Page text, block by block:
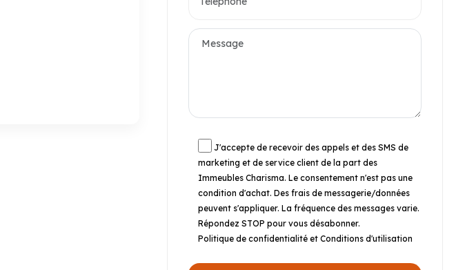
J'accepte de recevoir des appels et des SMS de
marketing et de service client de la part des
Immeubles Charisma. Le consentement n'est pas une
condition d'achat. Des frais de messagerie/données
peuvent s'appliquer. La fréquence des messages varie.
Répondez STOP pour vous désabonner.
Politique de confidentialité et Conditions d'utilisation